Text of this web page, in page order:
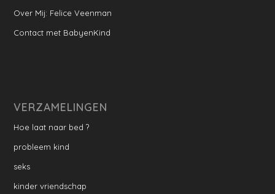
Over Mij: Felice Veenman
Contact met BabyenKind
VERZAMELINGEN
Hoe laat naar bed ?
probleem kind
seks
kinder vriendschap